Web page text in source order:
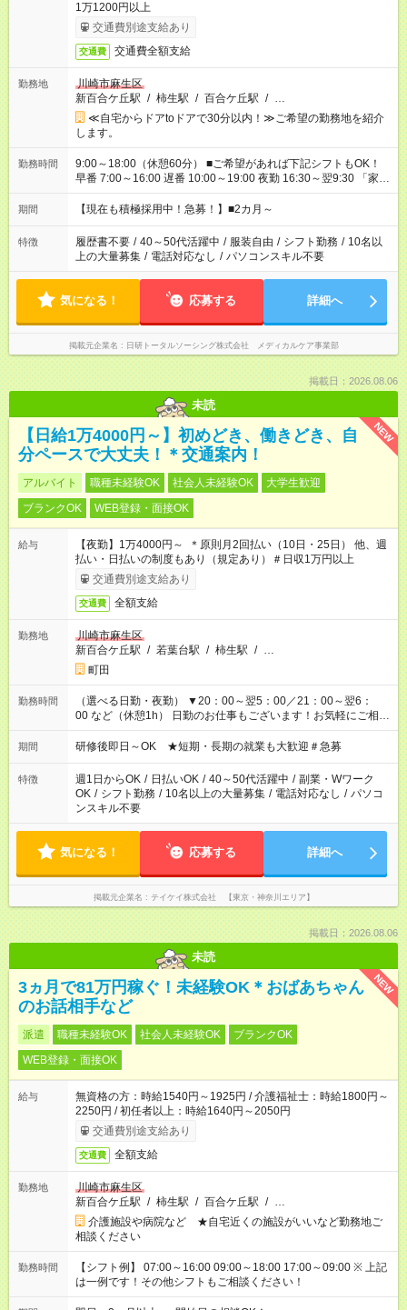
1万1200円以上
交通費別途支給あり
交通費 交通費全額支給
勤務地
川崎市麻生区
新百合ケ丘駅 / 柿生駅 / 百合ケ丘駅 / …
≪自宅からドアtoドアで30分以内！≫ご希望の勤務地を紹介
します。
勤務時間
9:00～18:00（休憩60分） ■ご希望があれば下記シフトもOK！
早番 7:00～16:00 遅番 10:00～19:00 夜勤 16:30～翌9:30 「家族
と休みを合わせたい」 「余裕を持って夕飯の準備がしたい」
「できれば残業はしたくない」 など、ご希望を教えてください
と、もう1つのお仕事の勤務時間が 合計で週40時間を超える場
合は応募できません。
期間 【現在も積極採用中！急募！】■2カ月～
特徴 履歴書不要 / 40～50代活躍中 / 服装自由 / シフト勤務 / 10名以
上の大量募集 / 電話対応なし / パソコンスキル不要
気になる！ 応募する 詳細へ
掲載元企業名 日研トータルソーシング株式会社 メディカルケア事業部
掲載日：2026.08.06
未読
NEW
【日給1万4000円～】初めどき、働きどき、自
分ペースで大丈夫！＊交通案内！
アルバイト 職種未経験OK 社会人未経験OK
大学生歓迎
ブランクOK
WEB登録・面接OK
給与
【夜勤】1万4000円～ ＊原則月2回払い（10日・25日） 他、週
払い・日払いの制度もあり（規定あり）＃日収1万円以上
交通費別途支給あり
交通費 全額支給
勤務地
川崎市麻生区
新百合ケ丘駅 / 若葉台駅 / 柿生駅 / …
町田
勤務時間
（選べる日勤・夜勤） ▼20：00～翌5：00／21：00～翌6：
00 など（休憩1h） 日勤のお仕事もございます！お気軽にご相談
ください！
期間 研修後即日～OK ★短期・長期の就業も大歓迎＃急募
特徴 週1日からOK / 日払いOK / 40～50代活躍中 / 副業・Wワーク
OK / シフト勤務 / 10名以上の大量募集 / 電話対応なし / パソコ
ンスキル不要
気になる！ 応募する 詳細へ
掲載元企業名 テイケイ株式会社 【東京・神奈川エリア】
掲載日：2026.08.06
未読
NEW
3ヵ月で81万円稼ぐ！未経験OK＊おばあちゃん
のお話相手など
派遣 職種未経験OK 社会人未経験OK
ブランクOK
WEB登録・面接OK
給与
無資格の方：時給1540円～1925円 / 介護福祉士：時給1800円～
2250円 / 初任者以上：時給1640円～2050円
交通費別途支給あり
交通費 全額支給
勤務地
川崎市麻生区
新百合ケ丘駅 / 柿生駅 / 百合ケ丘駅 / …
介護施設や病院など ★自宅近くの施設がいいなど勤務地ご
相談ください
勤務時間
【シフト例】 07:00～16:00 09:00～18:00 17:00～09:00 ※ 上記
は一例です！その他シフトもご相談ください！